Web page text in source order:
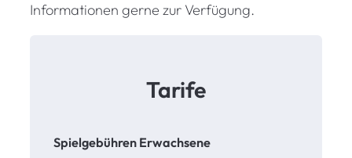
Informationen gerne zur Verfügung.
Tarife
Spielgebühren Erwachsene